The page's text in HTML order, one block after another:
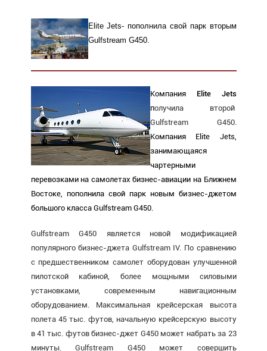
Elite Jets- пополнила свой парк вторым
Gulfstream G450.
Компания Elite Jets
получила второй
Gulfstream G450.
Компания Elite Jets,
занимающаяся
чартерными
перевозками на самолетах бизнес-авиации на Ближнем
Востоке, пополнила свой парк новым бизнес-джетом
большого класса Gulfstream G450.
Gulfstream G450 является новой модификацией
популярного бизнес-джета Gulfstream IV. По сравнению
с предшественником самолет оборудован улучшенной
пилотской кабиной, более мощными силовыми
установками, современным навигационным
оборудованием. Максимальная крейсерская высота
полета 45 тыс. футов, начальную крейсерскую высоту
в 41 тыс. футов бизнес-джет G450 может набрать за 23
минуты. Gulfstream G450 может совершить